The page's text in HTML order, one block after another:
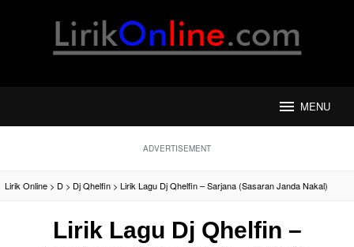
MENU
ADVERTISEMENT
Lirik Online > D > Dj Qhelfin > Lirik Lagu Dj Qhelfin – Sarjana (Sasaran Janda Nakal)
Lirik Lagu Dj Qhelfin –